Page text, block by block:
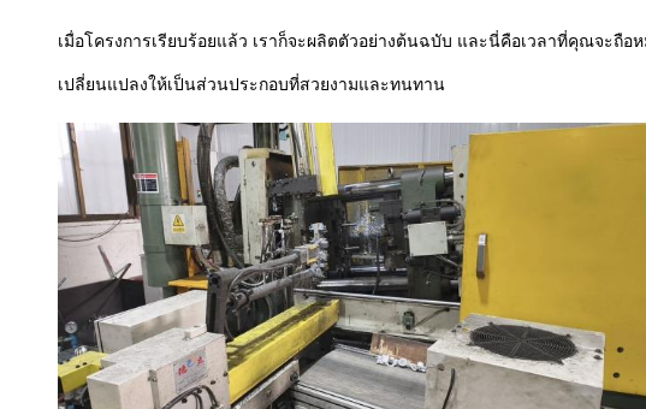
เมื่อโครงการเรียบร้อยแล้ว เราก็จะผลิตตัวอย่างต้นฉบับ และนี่คือเวลาที่คุณจะถื
เปลี่ยนแปลงให้เป็นส่วนประกอบที่สวยงามและทนทาน